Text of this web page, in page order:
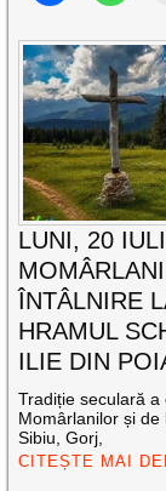
LUNI, 20
ÎNTÂLNIRE
HRAMUL
ILIE DIN
Tradiție seculară
Momârlanilor și de
Sibiu, Gorj,
CITEȘTE MAI